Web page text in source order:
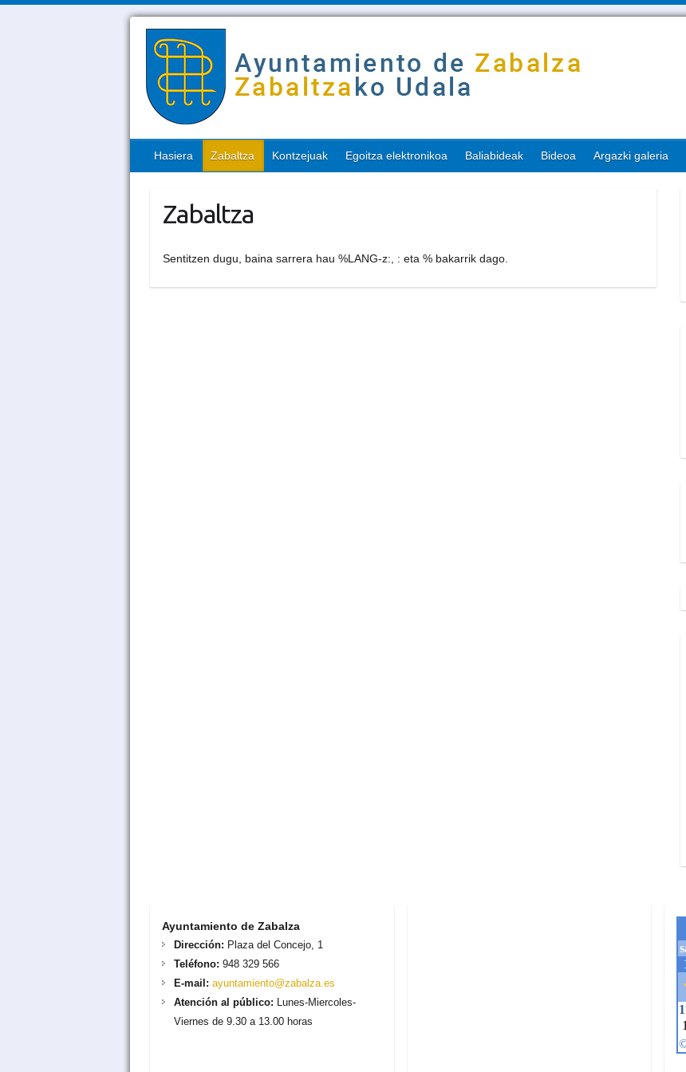
Hasiera Zabaltza Kontzejuak Egoitza elektronikoa Baliabideak Bideoa Argazki galeria
Zabaltza
Sentitzen dugu, baina sarrera hau %LANG-z:, : eta % bakarrik dago.
Ayuntamiento de Zabalza
Dirección: Plaza del Concejo, 1
Teléfono: 948 329 566
E-mail: ayuntamiento@zabalza.es
Atención al público: Lunes-Miercoles-
Viernes de 9.30 a 13.00 horas